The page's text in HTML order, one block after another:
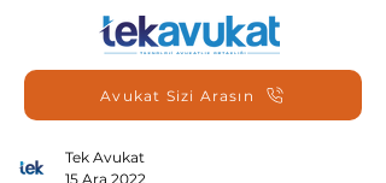
Avukat Sizi Arasın
Tek Avukat
15 Ara 2022